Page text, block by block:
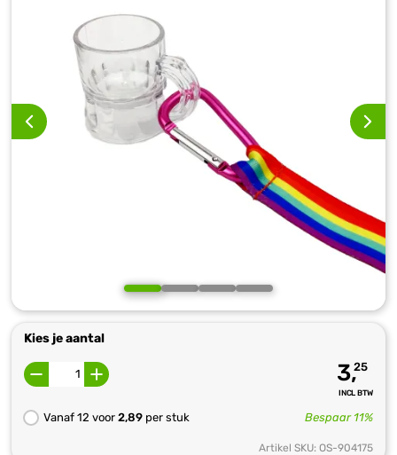
Kies je aantal
3,25
INCL BTW
Vanaf 12 voor2,89 per stuk Bespaar 11%
Artikel SKU: OS-904175